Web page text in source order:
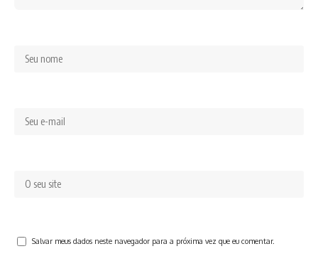
Salvar meus dados neste navegador para a próxima vez que eu comentar.